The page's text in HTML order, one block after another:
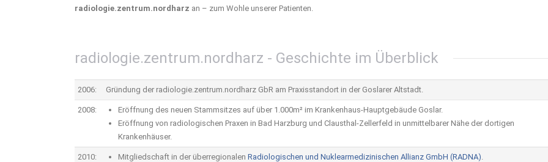
radiologie.zentrum.nordharz an – zum Wohle unserer Patienten.
radiologie.zentrum.nordharz - Geschichte im Überblick
2006: Gründung der radiologie.zentrum.nordharz GbR am Praxisstandort in der Goslarer Altstadt.
2008:
Eröffnung des neuen Stammsitzes auf über 1.000m² im Krankenhaus-Hauptgebäude Goslar.
Eröffnung von radiologischen Praxen in Bad Harzburg und Clausthal-Zellerfeld in unmittelbarer Nähe der dortigen
Krankenhäuser.
2010: Mitgliedschaft in der überregionalen Radiologischen und Nuklearmedizinischen Allianz GmbH (RADNA).